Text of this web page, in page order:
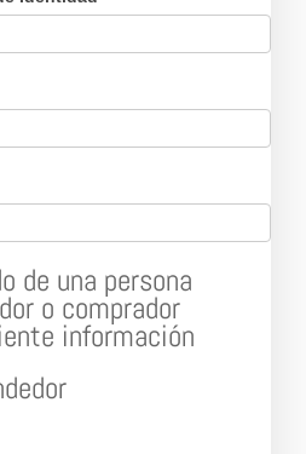
de una persona
o comprador
información